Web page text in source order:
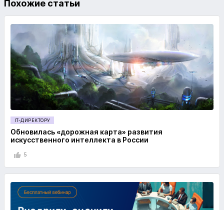
Похожие статьи
IT-ДИРЕКТОРУ
Обновилась «дорожная карта» развития
искусственного интеллекта в России
5